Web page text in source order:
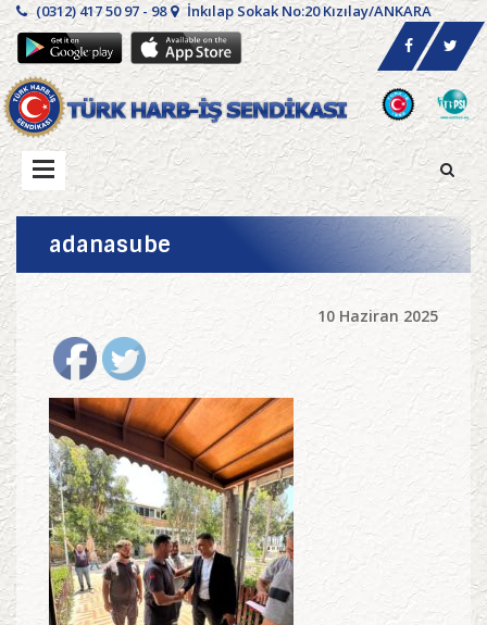
(0312) 417 50 97 - 98 İnkılap Sokak No:20 Kızılay/ANKARA
adanasube
10 Haziran 2025